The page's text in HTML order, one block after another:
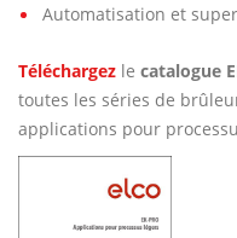
Automatisation et
Téléchargez le catalogue
toutes les séries de
applications pour